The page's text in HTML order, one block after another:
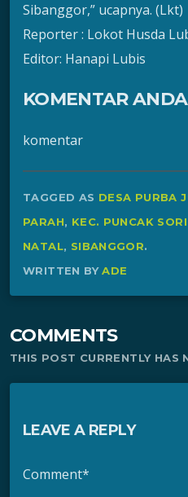
Sibanggor,” ucapnya. (Lkt)
Reporter : Lokot Husda
Editor: Hanapi Lubis
KOMENTAR ANDA
komentar
TAGGED AS DESA PURBA
PARAH, KEC. PUNCAK
NATAL, SIBANGGOR.
WRITTEN BYADE
COMMENTS
THIS POST CURRENTLY HAS
LEAVE A REPLY
Comment*